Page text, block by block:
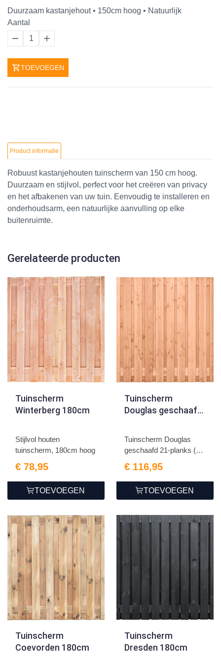
Duurzaam kastanjehout • 150cm hoog • Natuurlijk
Aantal
1
TOEVOEGEN
Product informatie
Robuust kastanjehouten tuinscherm van 150 cm hoog.
Duurzaam en stijlvol, perfect voor het creëren van privacy
en het afbakenen van uw tuin. Eenvoudig te installeren en
onderhoudsarm, een natuurlijke aanvulling op elke
buitenruimte.
Gerelateerde producten
Tuinscherm
Winterberg 180cm
Stijlvol houten
tuinscherm, 180cm hoog
€ 78,95
TOEVOEGEN
Tuinscherm
Douglas geschaafd
180 cm
Tuinscherm Douglas
geschaafd 21-planks (19
€ 116,95
TOEVOEGEN
Tuinscherm
Coevorden 180cm
Tuinscherm
Dresden 180cm